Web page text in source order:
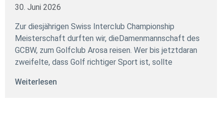
30. Juni 2026
Zur diesjährigen Swiss Interclub Championship
Meisterschaft durften wir, dieDamenmannschaft des
GCBW, zum Golfclub Arosa reisen. Wer bis jetztdaran
zweifelte, dass Golf richtiger Sport ist, sollte
Weiterlesen